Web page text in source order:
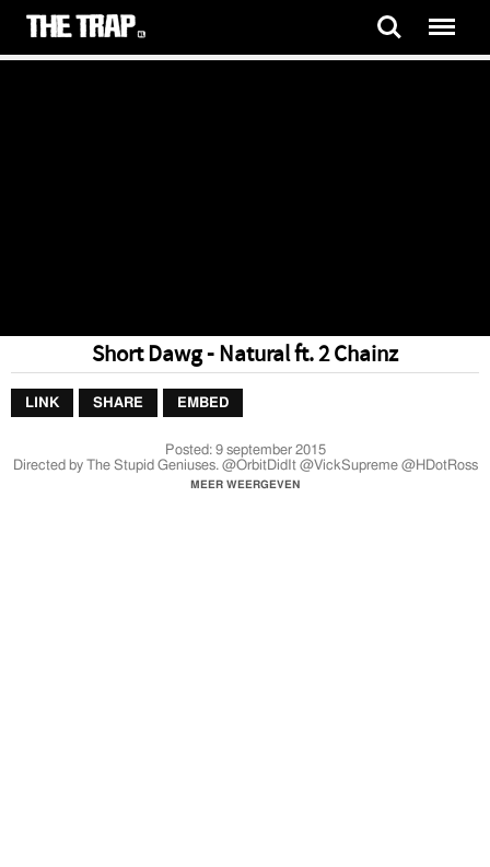
Short Dawg - Natural ft. 2 Chainz
LINK SHARE EMBED
Posted:9 september 2015
Directed by The Stupid Geniuses. @OrbitDidIt @VickSupreme @HDotRoss
MEER WEERGEVEN